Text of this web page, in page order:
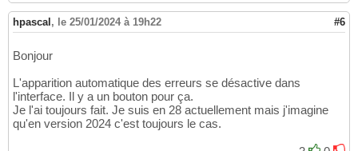
hpascal , le 25/01/2024 à 19h22 #6
Bonjour
L'apparition automatique des erreurs se désactive dans
l'interface. Il y a un bouton pour ça.
Je l'ai toujours fait. Je suis en 28 actuellement mais j'imagine
qu'en version 2024 c'est toujours le cas.